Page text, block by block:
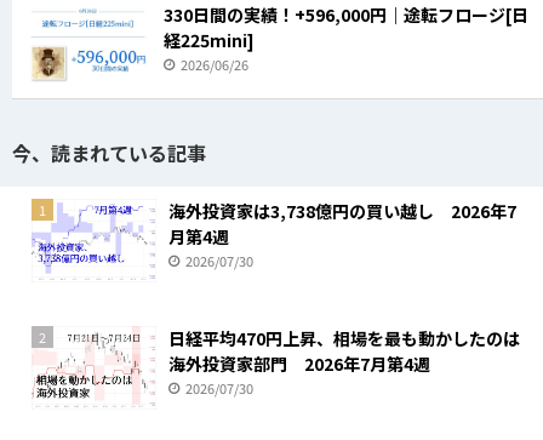
330日間の実績！+596,000円｜途転フロージ[日
経225mini]
2026/06/26
今、読まれている記事
1
海外投資家は3,738億円の買い越し 2026年7
月第4週
2026/07/30
2
日経平均470円上昇、相場を最も動かしたのは
海外投資家部門 2026年7月第4週
2026/07/30